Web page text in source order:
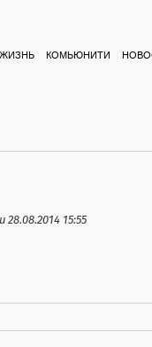
ЖИЗНЬ КОМЬЮНИТИ
15:55